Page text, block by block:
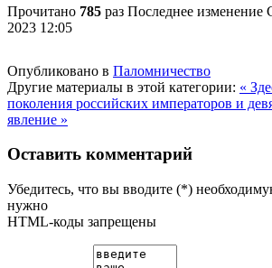
Прочитано 785 раз Последнее изменение
2023 12:05
Опубликовано в Паломничество
Другие материалы в этой категории: «
поколения российских императоров и
явление »
Оставить комментарий
Убедитесь, что вы вводите (*)
нужно
HTML-коды запрещены